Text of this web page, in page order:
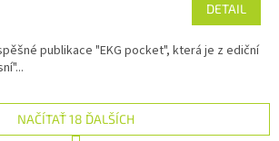
DETAIL
publikace "EKG pocket", která je z ediční
NAČÍTAŤ 18 ĎALŠÍCH